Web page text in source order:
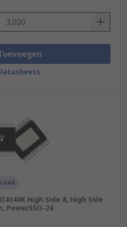
High Side 8, High Side
PowerSSO-24